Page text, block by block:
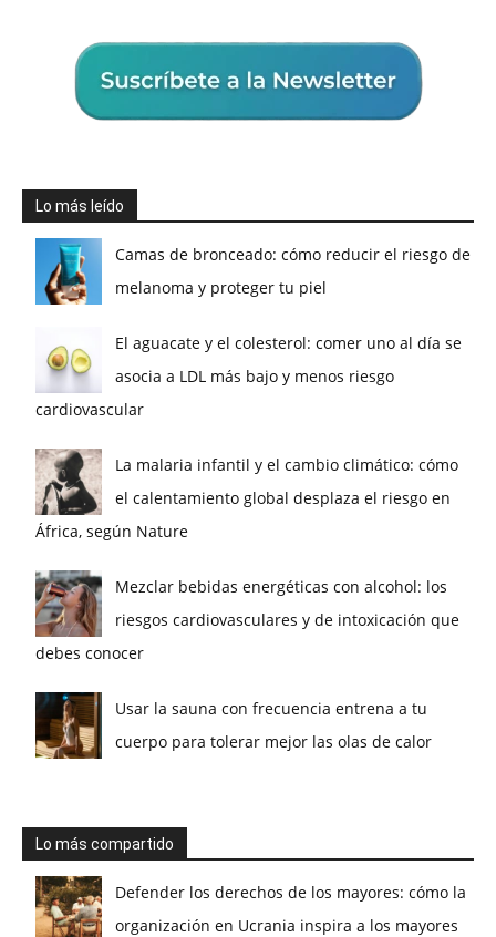
Lo más leído
Camas de bronceado: cómo reducir el riesgo de
melanoma y proteger tu piel
El aguacate y el colesterol: comer uno al día se
asocia a LDL más bajo y menos riesgo
cardiovascular
La malaria infantil y el cambio climático: cómo
el calentamiento global desplaza el riesgo en
África, según Nature
Mezclar bebidas energéticas con alcohol: los
riesgos cardiovasculares y de intoxicación que
debes conocer
Usar la sauna con frecuencia entrena a tu
cuerpo para tolerar mejor las olas de calor
Lo más compartido
Defender los derechos de los mayores: cómo la
organización en Ucrania inspira a los mayores